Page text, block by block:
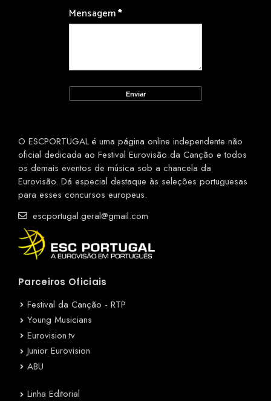
Mensagem*
O ESCPORTUGAL é uma página online independente não
oficial dedicada ao Festival Eurovisão da Canção e todos
os demais eventos de música sob a chancela da
Eurovisão. Dá especial destaque às seleções portuguesas
para esses concursos europeus.
escportugal.geral@gmail.com
Parceiros Oficiais
Festival da Canção - RTP
Young Musicians
Eurovision.tv
Junior Eurovision
ABU
Linha Editorial